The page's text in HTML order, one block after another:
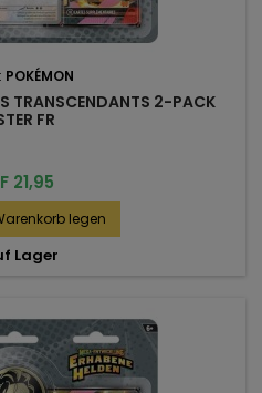
POKÉMON
TRANSCENDANTS 2-PACK
FR
21,95
legen
Lager